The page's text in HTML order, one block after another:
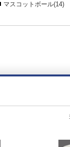
マスコットボール(14)